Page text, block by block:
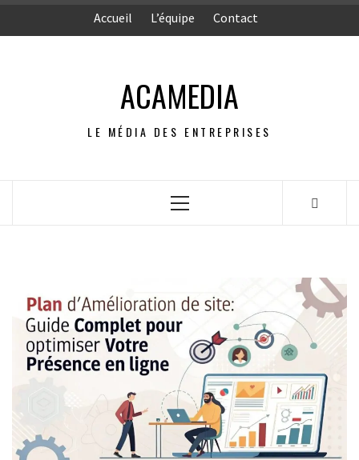
Accueil L’équipe Contact
ACAMEDIA
LE MÉDIA DES ENTREPRISES
Menu